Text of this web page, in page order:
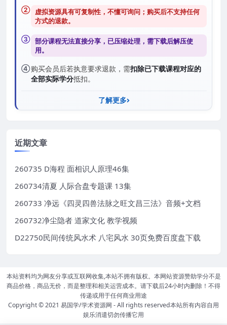
② 虚拟资源具有可复制性，不懂可询问；购买后不支持任何
方式的退款。
③ 部分课程无法直接分享，已压缩处理，需下载后解压使
用。
④购买会员后若执意要求退款，需扣除已下载课程对应的
全部实际学分抵扣。
了解更多
近期文章
260735 D海程 面相识人原理46集
260734清夏 人际合盘专题课 13集
260733 净远《四灵四兽法脉之旺文昌三法》音频+文档
260732净尘隐者 道家文化 教学视频
D22750民间传统风水术 八宅风水 30页免费百度盘下载
本站资料均为网友分享或互联网收集,本站不拥有版权。本网站资源赞助学分不是
商品价格，商品无价，而是整理和相关运营成本。请下载后24小时内删除！不得
传递或用于任何商业用途
Copyright © 2021 易国学/学术资源网 - All rights reserved本站所有内容自用
娱乐消遣切勿传播它用